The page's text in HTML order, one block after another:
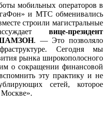
мобильных операторов в
и МТС обменивались
строили магистральные
вице-президент
ШАМЗОН. — Это позволяло
Сегодня мы
рынка широкополосного
о сокращении финансовой
эту практику и не
сетей, которое
Москве».